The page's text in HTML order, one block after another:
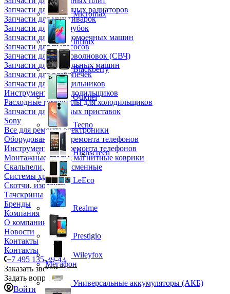
Запчасти для масляных радиаторов
Запчасти для мультиварок
Запчасти для мясорубок
Запчасти для посудомоечных машин
Запчасти для пылесосов
Запчасти для микроволновок (СВЧ)
Запчасти для стиральных машин
Запчасти для хлебопечек
Запчасти для холодильников
Инструмент для холодильщиков
Расходные материалы для холодильщиков
Запчасти для игровых приставок
Sony
Все для ремонта электроники
Оборудование для ремонта телефонов
Инструменты для ремонта телефонов
Монтажные столы, магнитные коврики
Скальпели, лезвия сменные
Системы хранения
Скотчи, изолента
Тачскрины
Бренды
Компания
О компании
Новости
Контакты
Контакты
+7 495 135-39-43
Заказать звонок
Задать вопрос
Войти
Micromax
Infinix
Blackberry
Oukitel
Tecno
Highscreen
LeEco
Realme
Prestigio
Wileyfox
Мегафон
Универсальные аккумуляторы (АКБ)